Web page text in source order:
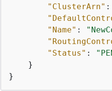
"ClusterArn" :
"Name" :
"Status" :
    }
}